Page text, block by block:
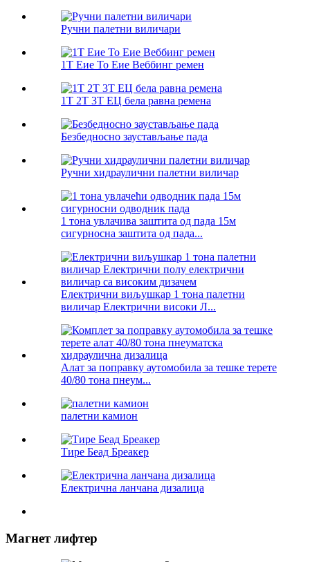
Ручни палетни виличари
1Т Еие ​​То Еие Веббинг ремен
1Т 2Т 3Т ЕЦ бела равна ремена
Безбедносно заустављање пада
Ручни хидраулични палетни виличар
1 тона увлачива заштита од пада 15м
сигурносна заштита од пада...
Електрични виљушкар 1 тона палетни
виличар Електрични високи Л...
Алат за поправку аутомобила за тешке терете
40/80 тона пнеум...
палетни камион
Тире Беад Бреакер
Електрична ланчана дизалица
Магнет лифтер